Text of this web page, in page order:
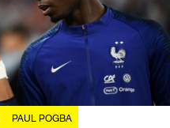
PAUL POGBA